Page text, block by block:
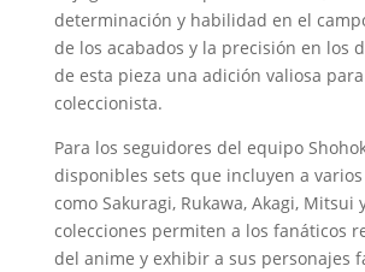
determinación y habilidad en el
de los acabados y la precisión en los
de esta pieza una adición valiosa
coleccionista.
Para los seguidores del equipo
disponibles sets que incluyen a
como Sakuragi, Rukawa, Akagi, Mitsui
colecciones permiten a los fanáticos
del anime y exhibir a sus personajes